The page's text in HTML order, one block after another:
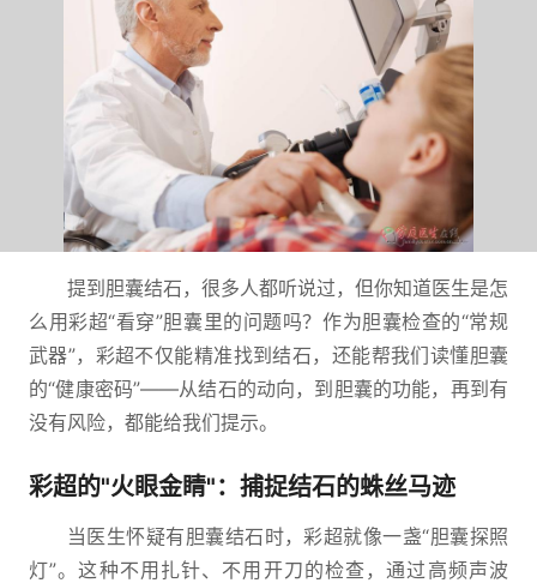
提到胆囊结石，很多人都听说过，但你知道医生是怎
么用彩超“看穿”胆囊里的问题吗？作为胆囊检查的“常规
武器”，彩超不仅能精准找到结石，还能帮我们读懂胆囊
的“健康密码”——从结石的动向，到胆囊的功能，再到有
没有风险，都能给我们提示。
彩超的"火眼金睛"：捕捉结石的蛛丝马迹
当医生怀疑有胆囊结石时，彩超就像一盏“胆囊探照
灯”。这种不用扎针、不用开刀的检查，通过高频声波